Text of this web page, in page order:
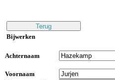
Bijwerken
Achternaam
Voornaam